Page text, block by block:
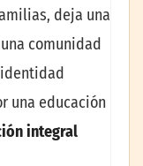
deja una
comunidad
una educación
integral